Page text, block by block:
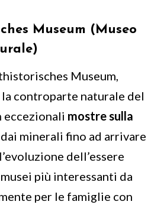
Museum (Museo
Museum,
la controparte naturale del
eccezionali mostre sulla
, dai minerali fino ad arrivare
dell’essere
più interessanti da
per le famiglie con